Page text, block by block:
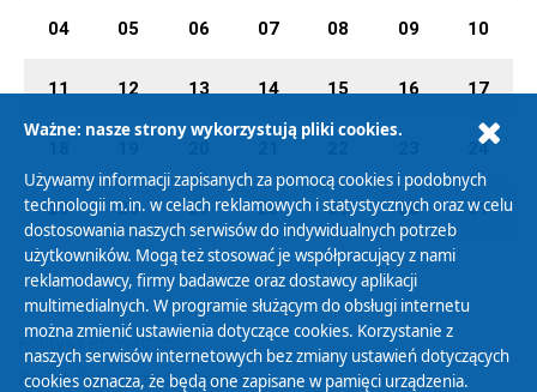
04 05 06 07 08 09 10
11 12 13 14 15 16 17
24
25 26 27 28 29 30 31
Polityka Prywatności
Zasady korzystania z Serwisu
Ważne: nasze strony wykorzystują pliki cookies.
Używamy informacji zapisanych za pomocą cookies i podobnych
technologii m.in. w celach reklamowych i statystycznych oraz w celu
dostosowania naszych serwisów do indywidualnych potrzeb
użytkowników. Mogą też stosować je współpracujący z nami
reklamodawcy, firmy badawcze oraz dostawcy aplikacji
multimedialnych. W programie służącym do obsługi internetu
można zmienić ustawienia dotyczące cookies. Korzystanie z
naszych serwisów internetowych bez zmiany ustawień dotyczących
cookies oznacza, że będą one zapisane w pamięci urządzenia.